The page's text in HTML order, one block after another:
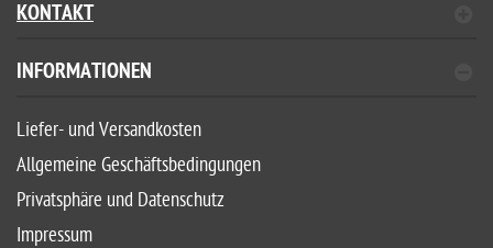
KONTAKT
INFORMATIONEN
Liefer- und Versandkosten
Allgemeine Geschäftsbedingungen
Privatsphäre und Datenschutz
Impressum